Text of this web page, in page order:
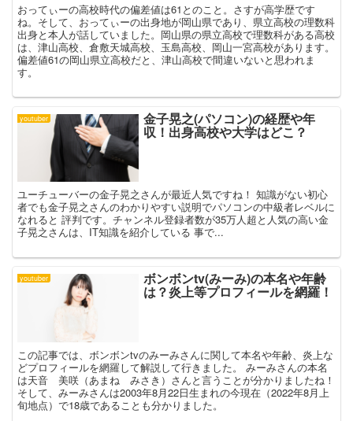
おってぃーの高校時代の偏差値は61とのこと。さすが高学歴です
ね。そして、おってぃーの出身地が岡山県であり、県立高校の理数科
出身と本人が話していました。岡山県の県立高校で理数科がある高校
は、津山高校、倉敷天城高校、玉島高校、岡山一宮高校があります。
偏差値61の岡山県立高校だと、津山高校で間違いないと思われま
す。
youtuber 金子晃之(パソコン)の経歴や年
収！出身高校や大学はどこ？
ユーチューバーの金子晃之さんが最近人気ですね！ 知識がない初心
者でも金子晃之さんのわかりやすい説明でパソコンの中級者レベルに
なれると 評判です。チャンネル登録者数が35万人超と人気の高い金
子晃之さんは、IT知識を紹介している 事で...
youtuber ボンボンtv(みーみ)の本名や年齢
は？炎上等プロフィールを網羅！
この記事では、ボンボンtvのみーみさんに関して本名や年齢、炎上な
どプロフィールを網羅して解説して行きました。 みーみさんの本名
は天音 美咲（あまね みさき）さんと言うことが分かりましたね！
そして、みーみさんは2003年8月22日生まれの今現在（2022年8月上
旬地点）で18歳であることも分かりました。